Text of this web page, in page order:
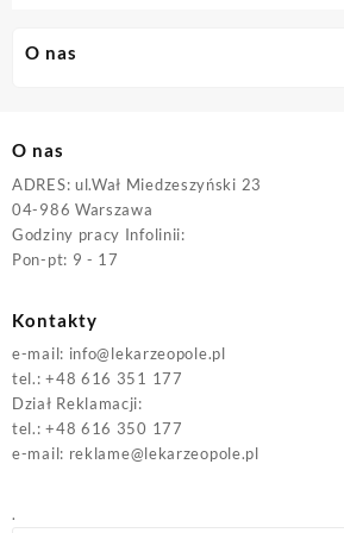
O nas
O nas
ADRES: ul.Wał Miedzeszyński 23
04-986 Warszawa
Godziny pracy Infolinii:
Pon-pt: 9 - 17
Kontakty
e-mail: info@lekarzeopole.pl
tel.: +48 616 351 177
Dział Reklamacji:
tel.: +48 616 350 177
e-mail: reklame@lekarzeopole.pl
.